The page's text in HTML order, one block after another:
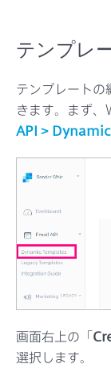
テンプレ
テンプレート
きます。まず
API >
画面右上の「
選択します。